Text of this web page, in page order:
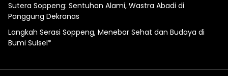
Sutera Soppeng: Sentuhan Alami, Wastra Abadi di
Panggung Dekranas
Langkah Serasi Soppeng, Menebar Sehat dan Budaya di
Bumi Sulsel*